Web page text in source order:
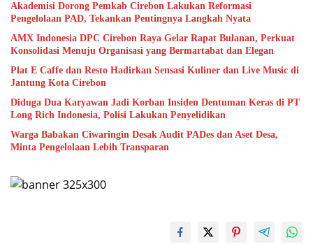
Akademisi Dorong Pemkab Cirebon Lakukan Reformasi
Pengelolaan PAD, Tekankan Pentingnya Langkah Nyata
AMX Indonesia DPC Cirebon Raya Gelar Rapat Bulanan, Perkuat
Konsolidasi Menuju Organisasi yang Bermartabat dan Elegan
Plat E Caffe dan Resto Hadirkan Sensasi Kuliner dan Live Music di
Jantung Kota Cirebon
Diduga Dua Karyawan Jadi Korban Insiden Dentuman Keras di PT
Long Rich Indonesia, Polisi Lakukan Penyelidikan
Warga Babakan Ciwaringin Desak Audit PADes dan Aset Desa,
Minta Pengelolaan Lebih Transparan